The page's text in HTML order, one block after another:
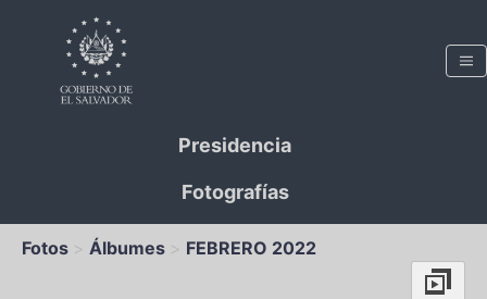
Presidencia
Fotografías
Fotos Álbumes FEBRERO 2022